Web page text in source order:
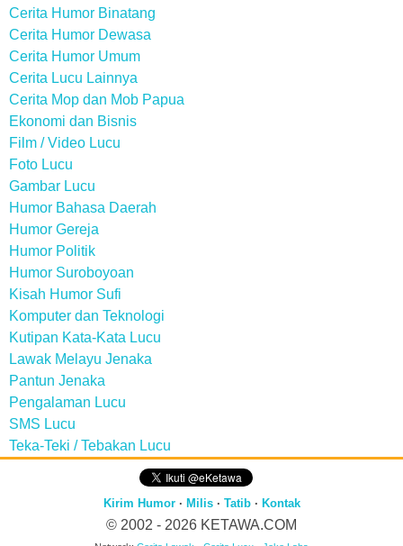
Cerita Humor Binatang
Cerita Humor Dewasa
Cerita Humor Umum
Cerita Lucu Lainnya
Cerita Mop dan Mob Papua
Ekonomi dan Bisnis
Film / Video Lucu
Foto Lucu
Gambar Lucu
Humor Bahasa Daerah
Humor Gereja
Humor Politik
Humor Suroboyoan
Kisah Humor Sufi
Komputer dan Teknologi
Kutipan Kata-Kata Lucu
Lawak Melayu Jenaka
Pantun Jenaka
Pengalaman Lucu
SMS Lucu
Teka-Teki / Tebakan Lucu
Kirim Humor· Milis· Tatib· Kontak
© 2002 - 2026 KETAWA.COM